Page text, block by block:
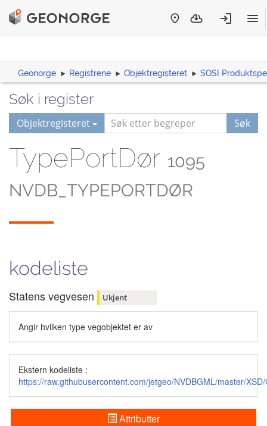
Geonorge Registrene Objektregisteret SOSI
Søk i register
Objektregisteret Søk
TypePortDør 1095
NVDB_TYPEPORTDØR
kodeliste
Statens vegvesen Ukjent
Angir hvilken type vegobjektet er av
Ekstern kodeliste :
https://raw.githubusercontent.com/jetgeo/NVDBGML/master/
Attributter